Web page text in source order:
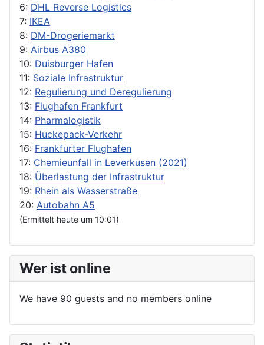
6: DHL Reverse Logistics
7: IKEA
8: DM-Drogeriemarkt
9: Airbus A380
10: Duisburger Hafen
11: Soziale Infrastruktur
12: Regulierung und Deregulierung
13: Flughafen Frankfurt
14: Pharmalogistik
15: Huckepack-Verkehr
16: Frankfurter Flughafen
17: Chemieunfall in Leverkusen (2021)
18: Überlastung der Infrastruktur
19: Rhein als Wasserstraße
20: Autobahn A5
(Ermittelt heute um 10:01)
Wer ist online
We have 90 guests and no members online